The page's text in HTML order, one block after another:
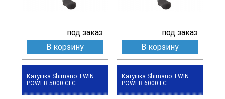
под заказ
В корзину
под заказ
В корзину
Катушка Shimano TWIN
POWER 5000 CFC
Катушка Shimano TWIN
POWER 6000 FC